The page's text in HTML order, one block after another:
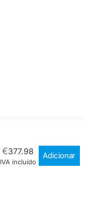
€377.98
IVA incluído
Adicionar